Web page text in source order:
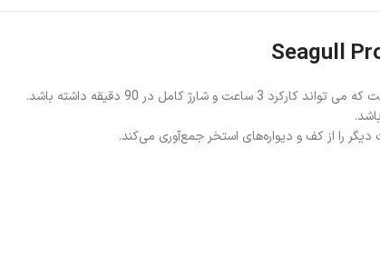
را از کف و دیواره‌های استخر جمع‌آوری می‌کند.